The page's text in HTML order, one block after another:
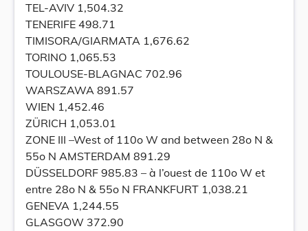
TEL-AVIV 1,504.32
TENERIFE 498.71
TIMISORA/GIARMATA 1,676.62
TORINO 1,065.53
TOULOUSE-BLAGNAC 702.96
WARSZAWA 891.57
WIEN 1,452.46
ZÜRICH 1,053.01
ZONE III –West of 110o W and between 28o N &
55o N AMSTERDAM 891.29
DÜSSELDORF 985.83 – à l’ouest de 110o W et
entre 28o N & 55o N FRANKFURT 1,038.21
GENEVA 1,244.55
GLASGOW 372.90